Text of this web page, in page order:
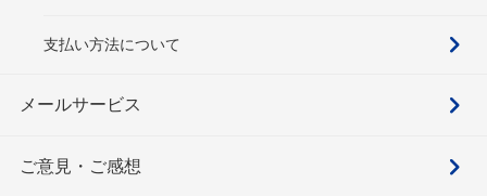
支払い方法について
メールサービス
ご意見・ご感想